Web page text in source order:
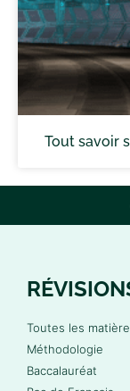
Tout savoir
Toutes les
Méthodologie
Baccalauréat